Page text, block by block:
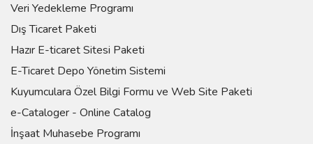
Veri Yedekleme Programı
Dış Ticaret Paketi
Hazır E-ticaret Sitesi Paketi
E-Ticaret Depo Yönetim Sistemi
Kuyumculara Özel Bilgi Formu ve Web Site Paketi
e-Cataloger - Online Catalog
İnşaat Muhasebe Programı